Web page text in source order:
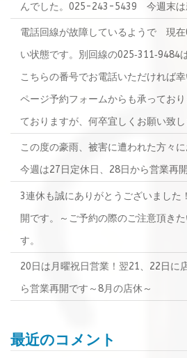
んでした。025-243-5439 今週末は
電話回線が故障しているようで 現在
い状態です。別回線の025‐311‐9484
こちらの番号でお電話いただければ
ページ予約フォームからも承ってお
ておりますが、何卒宜しくお願い致し
この度の豪雨、被害に遭われた方々に
今週は27日定休日、28日から営業再開
3連休も誠にありがとうございました
開です。～ご予約の際のご注意頂き
す。
20日は月曜祝日営業！翌21、22日に
ら営業再開です～8月の店休～
最近のコメント